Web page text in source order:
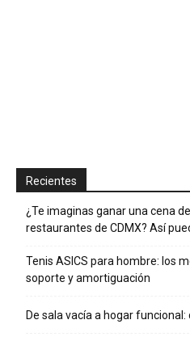
Recientes
¿Te imaginas ganar una cena
restaurantes de CDMX? Así
Tenis ASICS para hombre: los
soporte y amortiguación
De sala vacía a hogar